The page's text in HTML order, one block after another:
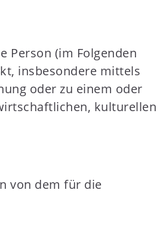
Person (im Folgenden
insbesondere mittels
oder zu einem oder
kulturellen
von dem für die